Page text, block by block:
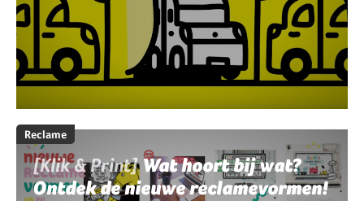
Reclame
[Klik & Print]Wat hoort bij wat?
Ontdek de nieuwe reclamevormen!